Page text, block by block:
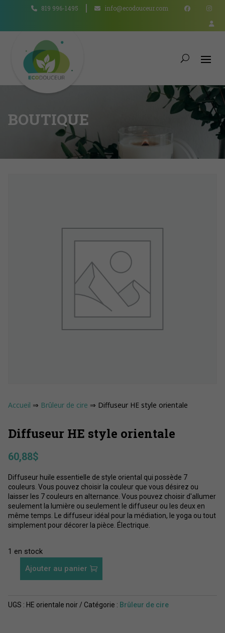
819 996-1495 info@ecodouceur.com
BOUTIQUE
Accueil ⇒ Brûleur de cire ⇒ Diffuseur HE style orientale
Diffuseur HE style orientale
60,88$
Diffuseur huile essentielle de style oriental qui possède 7
couleurs. Vous pouvez choisir la couleur que vous désirez ou
laisser les 7 couleurs en alternance. Vous pouvez choisir d'allumer
seulement la lumière ou seulement le diffuseur ou les deux en
même temps. Le diffuseur idéal pour la médiation, le yoga ou tout
simplement pour décorer la pièce. Électrique.
1 en stock
quantité
HE
Ajouter au panier
UGS : HE orientale noir Catégorie : Brûleur de cire